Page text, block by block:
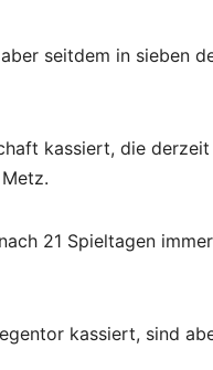
seitdem in sieben
kassiert, die
21 Spieltagen immer
kassiert, sind